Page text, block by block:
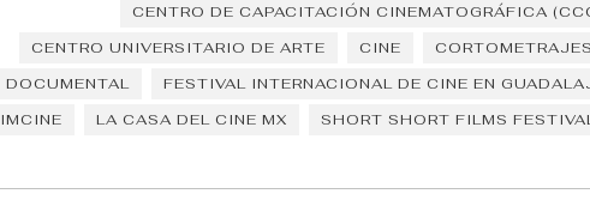
CENTRO DE CAPACITACIÓN CINEMATOGRÁFICA
CENTRO UNIVERSITARIO DE ARTE
CINE CORTOMETRAJES
DOCUMENTAL
FESTIVAL INTERNACIONAL DE CINE EN
IMCINE
LA CASA DEL CINE MX SHORT SHORT FILMS